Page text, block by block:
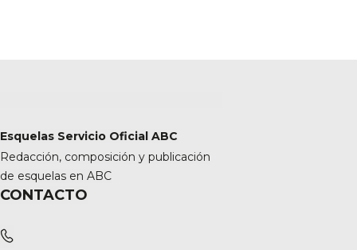
Esquelas Servicio Oficial ABC
Redacción, composición y publicación
de esquelas en ABC
CONTACTO